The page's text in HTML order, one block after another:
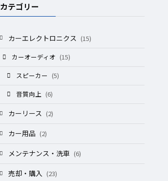
カテゴリー
カーエレクトロニクス (15)
カーオーディオ (15)
スピーカー (5)
音質向上 (6)
カーリース (2)
カー用品 (2)
メンテナンス・洗車 (6)
売却・購入 (23)